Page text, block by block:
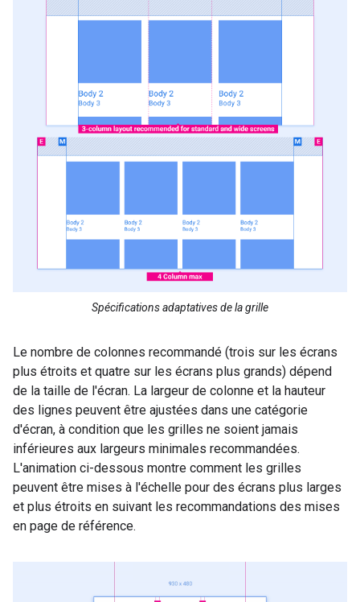
Spécifications adaptatives de la grille
Le nombre de colonnes recommandé (trois sur les écrans
plus étroits et quatre sur les écrans plus grands) dépend
de la taille de l'écran. La largeur de colonne et la hauteur
des lignes peuvent être ajustées dans une catégorie
d'écran, à condition que les grilles ne soient jamais
inférieures aux largeurs minimales recommandées.
L'animation ci-dessous montre comment les grilles
peuvent être mises à l'échelle pour des écrans plus larges
et plus étroits en suivant les recommandations des mises
en page de référence.